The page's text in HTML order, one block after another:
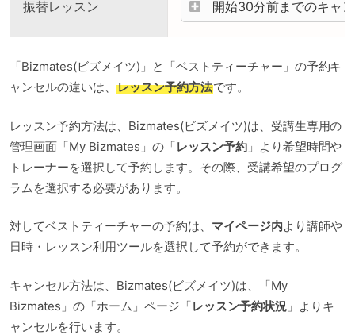
振替レッスン 開始30分前までのキャ
「Bizmates(ビズメイツ)」と「ベストティーチャー」の予約キ
ャンセルの違いは、 レッスン予約方法です。
レッスン予約方法は、Bizmates(ビズメイツ)は、受講生専用の
管理画面「My Bizmates」の「レッスン予約」より希望時間や
トレーナーを選択して予約します。その際、受講希望のプログ
ラムを選択する必要があります。
対してベストティーチャーの予約は、 マイページ内より講師や
日時・レッスン利用ツールを選択して予約ができます。
キャンセル方法は、Bizmates(ビズメイツ)は、「My
Bizmates」の「ホーム」ページ「レッスン予約状況」よりキ
ャンセルを行います。